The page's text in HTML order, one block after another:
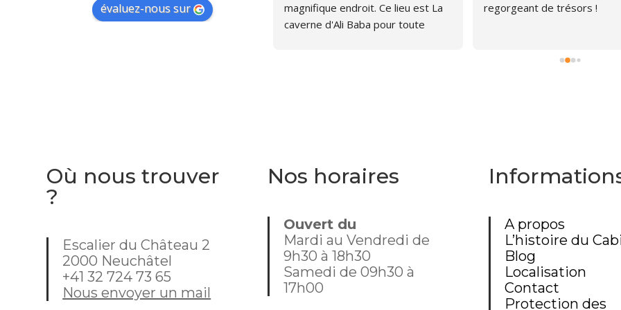
évaluez-nous sur
magnifique endroit. Ce lieu est La
caverne d'Ali Baba pour toute
moment donc, dommage que
regorgeant de trésors !
Où nous trouver
?
Escalier du Château 2
2000 Neuchâtel
+41 32 724 73 65
Nous envoyer un mail
Nos horaires
Ouvert du
Mardi au Vendredi de
9h30 à 18h30
Samedi de 09h30 à
17h00
A propos
L’histoire du
Blog
Localisation
Contact
Protection des